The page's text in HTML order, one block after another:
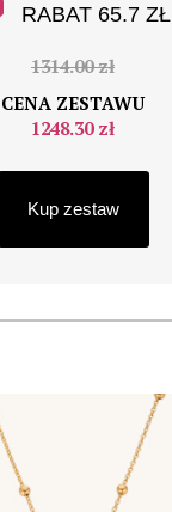
RABAT 65.7 ZŁ
1314.00 zł
CENA ZESTAWU
1248.30 zł
Kup zestaw